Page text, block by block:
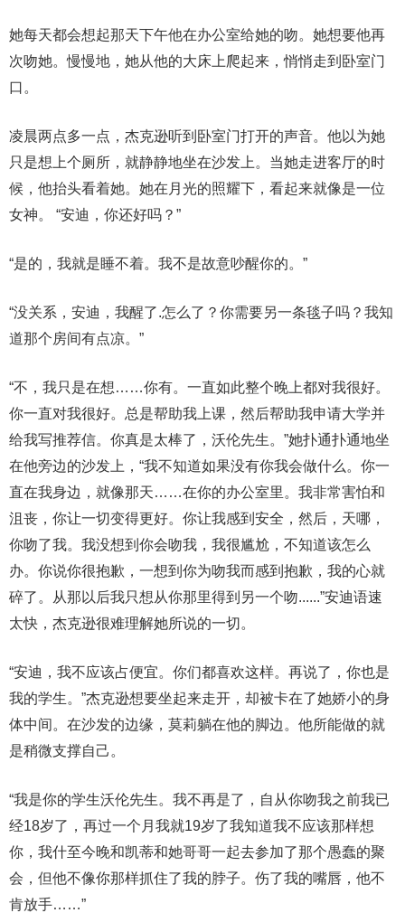
她每天都会想起那天下午他在办公室给她的吻。她想要他再
次吻她。慢慢地，她从他的大床上爬起来，悄悄走到卧室门
口。
凌晨两点多一点，杰克逊听到卧室门打开的声音。他以为她
只是想上个厕所，就静静地坐在沙发上。当她走进客厅的时
候，他抬头看着她。她在月光的照耀下，看起来就像是一位
女神。 “安迪，你还好吗？”
“是的，我就是睡不着。我不是故意吵醒你的。”
“没关系，安迪，我醒了.怎么了？你需要另一条毯子吗？我知
道那个房间有点凉。”
“不，我只是在想……你有。一直如此整个晚上都对我很好。
你一直对我很好。总是帮助我上课，然后帮助我申请大学并
给我写推荐信。你真是太棒了，沃伦先生。”她扑通扑通地坐
在他旁边的沙发上，“我不知道如果没有你我会做什么。你一
直在我身边，就像那天……在你的办公室里。我非常害怕和
沮丧，你让一切变得更好。你让我感到安全，然后，天哪，
你吻了我。我没想到你会吻我，我很尴尬，不知道该怎么
办。你说你很抱歉，一想到你为吻我而感到抱歉，我的心就
碎了。从那以后我只想从你那里得到另一个吻......”安迪语速
太快，杰克逊很难理解她所说的一切。
“安迪，我不应该占便宜。你们都喜欢这样。再说了，你也是
我的学生。”杰克逊想要坐起来走开，却被卡在了她娇小的身
体中间。在沙发的边缘，莫莉躺在他的脚边。他所能做的就
是稍微支撑自己。
“我是你的学生沃伦先生。我不再是了，自从你吻我之前我已
经18岁了，再过一个月我就19岁了我知道我不应该那样想
你，我什至今晚和凯蒂和她哥哥一起去参加了那个愚蠢的聚
会，但他不像你那样抓住了我的脖子。伤了我的嘴唇，他不
肯放手……”